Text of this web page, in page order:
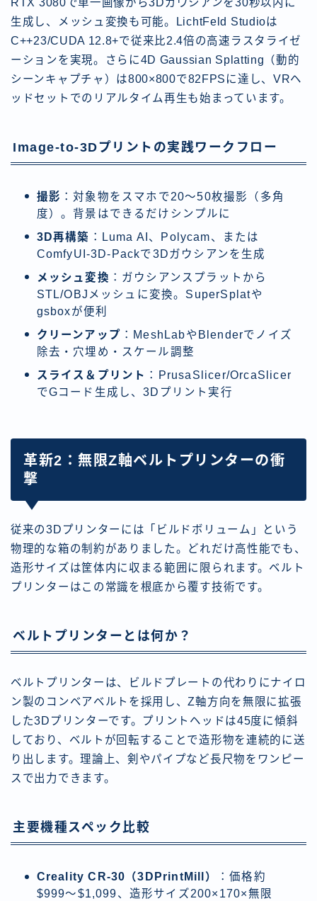
生成し、メッシュ変換も可能。LichtFeld Studioは
C++23/CUDA 12.8+で従来比2.4倍の高速ラスタライゼ
ーションを実現。さらに4D Gaussian Splatting（動的
シーンキャプチャ）は800×800で82FPSに達し、VRヘ
ッドセットでのリアルタイム再生も始まっています。
Image-to-3Dプリントの実践ワークフロー
撮影 ：対象物をスマホで20〜50枚撮影（多角
度）。背景はできるだけシンプルに
3D再構築 ：Luma AI、Polycam、または
ComfyUI-3D-Packで3Dガウシアンを生成
メッシュ変換 ：ガウシアンスプラットから
STL/OBJメッシュに変換。SuperSplatや
gsboxが便利
クリーンアップ ：MeshLabやBlenderでノイズ
除去・穴埋め・スケール調整
スライス＆プリント ：PrusaSlicer/OrcaSlicer
でGコード生成し、3Dプリント実行
革新2：無限Z軸ベルトプリンターの衝
撃
従来の3Dプリンターには「ビルドボリューム」という
物理的な箱の制約がありました。どれだけ高性能でも、
造形サイズは筐体内に収まる範囲に限られます。ベルト
プリンターはこの常識を根底から覆す技術です。
ベルトプリンターとは何か？
ベルトプリンターは、ビルドプレートの代わりにナイロ
ン製のコンベアベルトを採用し、Z軸方向を無限に拡張
した3Dプリンターです。プリントヘッドは45度に傾斜
しており、ベルトが回転することで造形物を連続的に送
り出します。理論上、剣やパイプなど長尺物をワンピー
スで出力できます。
主要機種スペック比較
Creality CR-30（3DPrintMill）
：価格約
$999〜$1,099、造形サイズ200×170×無限